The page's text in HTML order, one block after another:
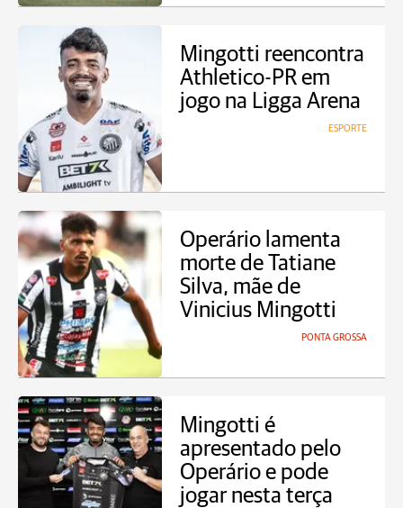
Mingotti reencontra
Athletico-PR em
jogo na Ligga Arena
ESPORTE
Operário lamenta
morte de Tatiane
Silva, mãe de
Vinicius Mingotti
PONTA GROSSA
Mingotti é
apresentado pelo
Operário e pode
jogar nesta terça